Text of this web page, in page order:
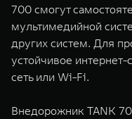
700 смогут
мультимедийной
других систем. Для
устойчивое
сеть или Wi-Fi.
Внедорожник TANK